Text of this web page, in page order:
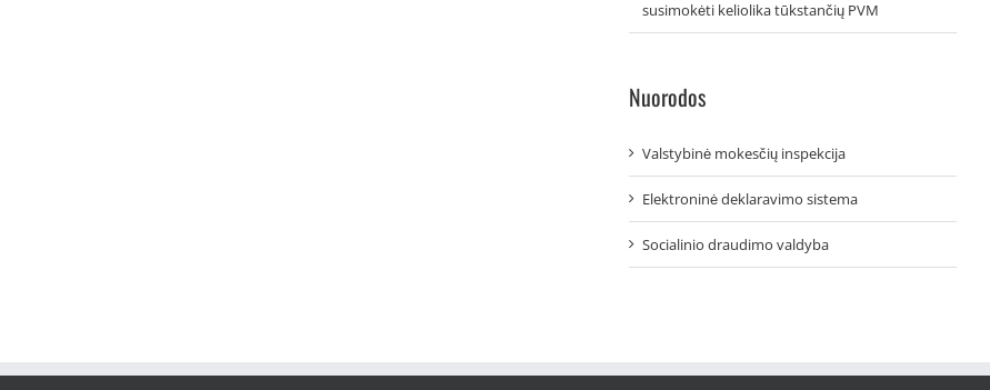
susimokėti keliolika tūkstančių PVM
Nuorodos
Valstybinė mokesčių inspekcija
Elektroninė deklaravimo sistema
Socialinio draudimo valdyba